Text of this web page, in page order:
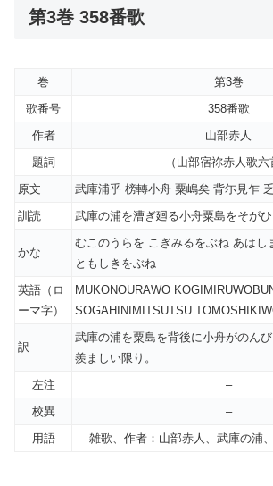
第3巻 358番歌
巻
第3巻
歌番号
358番歌
作者
山部赤人
題詞
（山部宿祢赤人歌六
原文
武庫浦乎 榜轉小舟 粟嶋矣 背尓見乍
訓読
武庫の浦を漕ぎ廻る小舟粟島をそが
かな
むこのうらを こぎみるをぶね あはし
ともしきをぶね
英語（ロ
ーマ字）
MUKONOURAWO
SOGAHINIMITSUTSU
訳
武庫の浦を粟島を背後に小舟がのんび
羨ましい限り。
左注
–
校異
–
用語
雑歌、作者：山部赤人、武庫の浦